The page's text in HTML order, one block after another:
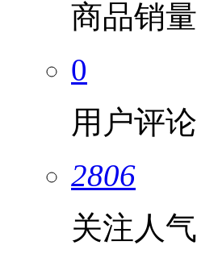
商品销量
0
用户评论
2806
关注人气